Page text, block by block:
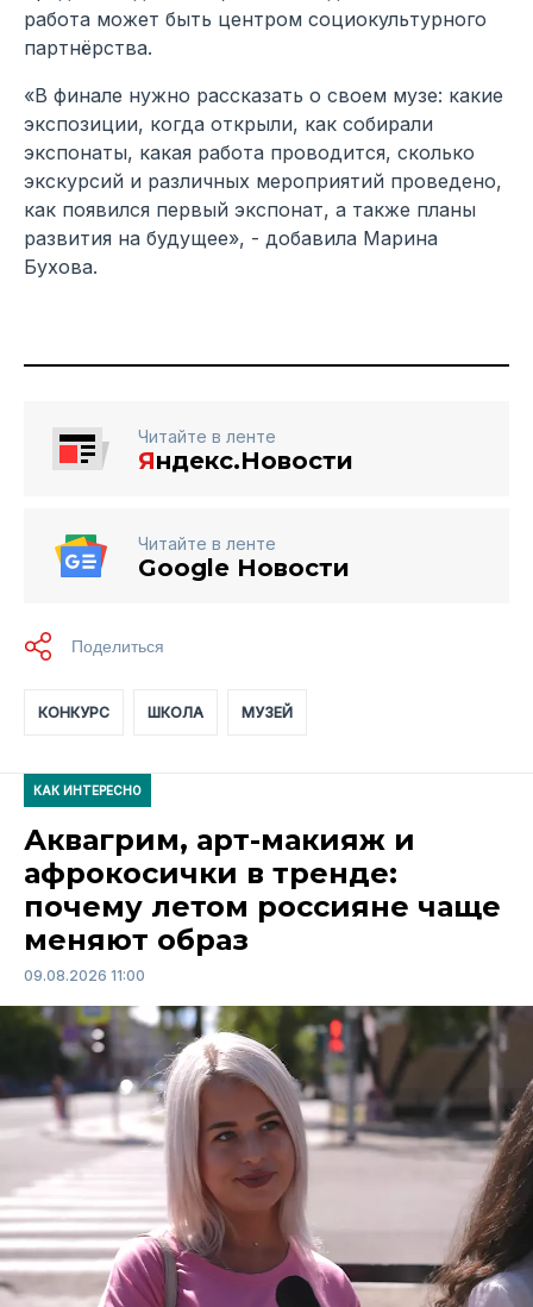
работа может быть центром социокультурного
партнёрства.
«В финале нужно рассказать о своем музе: какие
экспозиции, когда открыли, как собирали
экспонаты, какая работа проводится, сколько
экскурсий и различных мероприятий проведено,
как появился первый экспонат, а также планы
развития на будущее», - добавила Марина
Бухова.
Читайте в ленте
Яндекс.Новости
Читайте в ленте
Google Новости
КОНКУРС ШКОЛА МУЗЕЙ
КАК ИНТЕРЕСНО
Аквагрим, арт-макияж и
афрокосички в тренде:
почему летом россияне чаще
меняют образ
09.08.2026 11:00